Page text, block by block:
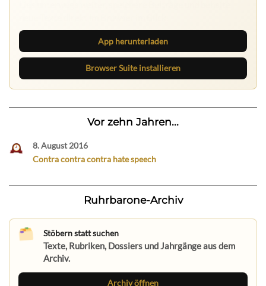
App herunterladen
Browser Suite installieren
Vor zehn Jahren...
8. August 2016
Contra contra contra hate speech
Ruhrbarone-Archiv
Stöbern statt suchen
Texte, Rubriken, Dossiers und Jahrgänge aus dem
Archiv.
Archiv öffnen